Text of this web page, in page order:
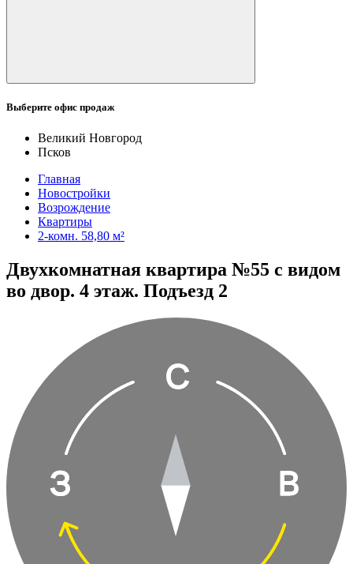
Выберите офис продаж
Великий Новгород
Псков
Главная
Новостройки
Возрождение
Квартиры
2-комн. 58,80 м²
Двухкомнатная квартира №55 с видом
во двор. 4 этаж. Подъезд 2